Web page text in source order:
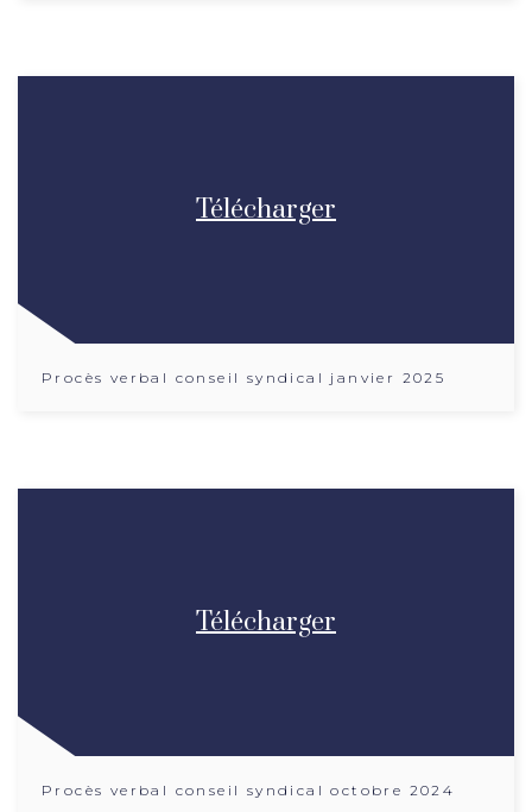
Télécharger
Procès verbal conseil syndical janvier 2025
Télécharger
Procès verbal conseil syndical octobre 2024